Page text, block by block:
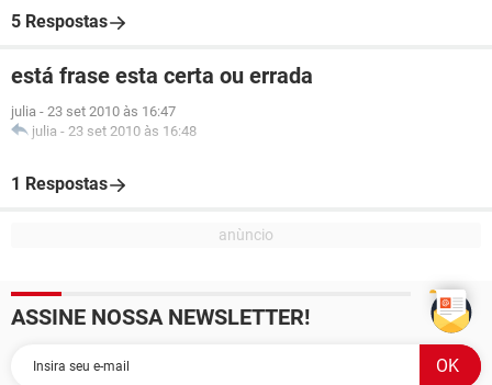
5 Respostas
está frase esta certa ou errada
julia - 23 set 2010 às 16:47
julia - 23 set 2010 às 16:48
1 Respostas
ASSINE NOSSA NEWSLETTER!